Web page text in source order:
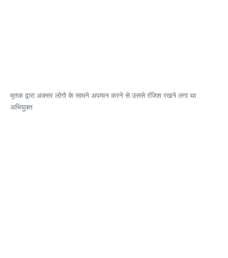
मृतक द्वारा अक्सर लोगो के सामने अपमान करने से उससे रंजिश रखने लगा था
अभियुक्त